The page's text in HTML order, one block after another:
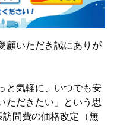
顧いただき誠にありが
と気軽に、いつでも安
ただきたい」という思
問費の価格改定（無